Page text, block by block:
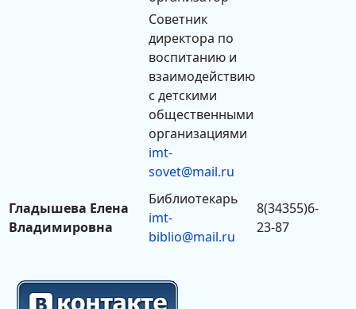
Советник
директора по
воспитанию и
взаимодействию
с детскими
общественными
организациями
imt-
sovet@mail.ru
Гладышева Елена
Владимировна
Библиотекарь
imt-
biblio@mail.ru
8(34355)6-
23-87